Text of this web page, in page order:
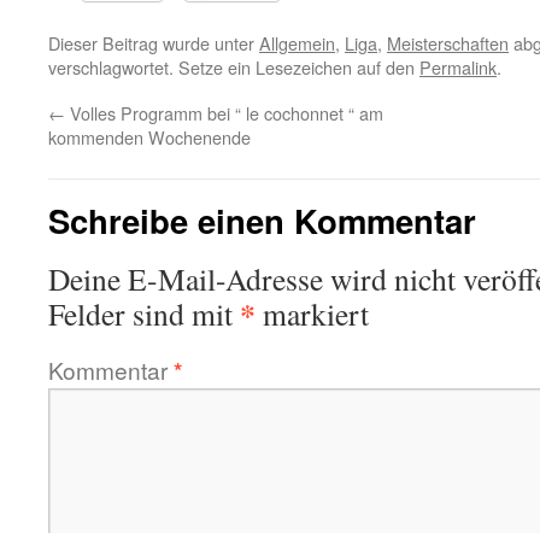
Dieser Beitrag wurde unterAllgemein, Liga, Meisterschaften
verschlagwortet. Setze ein Lesezeichen auf den Permalink.
← Volles Programm bei “ le cochonnet “ am
kommenden Wochenende
Schreibe einen Kommentar
Deine E-Mail-Adresse wird nicht
Felder sind mit * markiert
Kommentar*